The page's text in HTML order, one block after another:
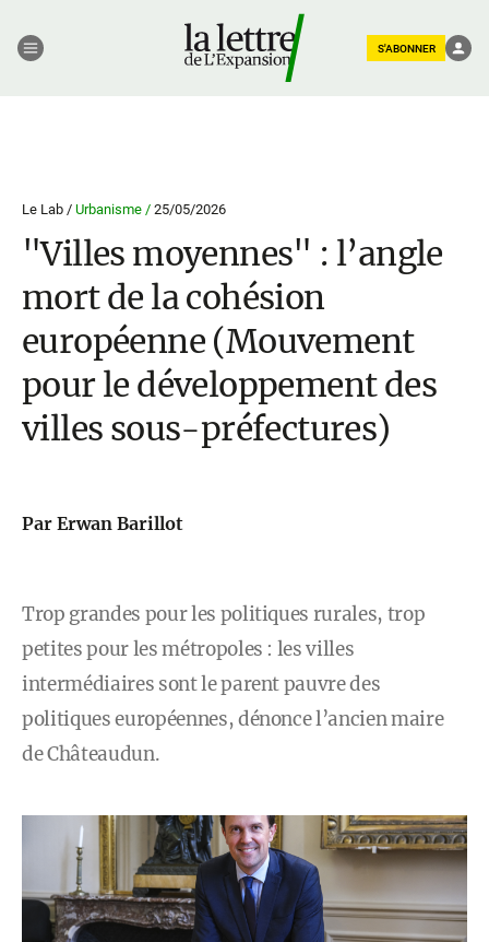
S'ABONNER
Le Lab / Urbanisme / 25/05/2026
"Villes moyennes" : l’angle
mort de la cohésion
européenne (Mouvement
pour le développement des
villes sous-préfectures)
Par Erwan Barillot
Trop grandes pour les politiques rurales, trop
petites pour les métropoles : les villes
intermédiaires sont le parent pauvre des
politiques européennes, dénonce l’ancien maire
de Châteaudun.